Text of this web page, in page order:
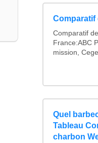
Comparatif
Comparatif
France:ABC
mission,
Quel
Tableau
charbon